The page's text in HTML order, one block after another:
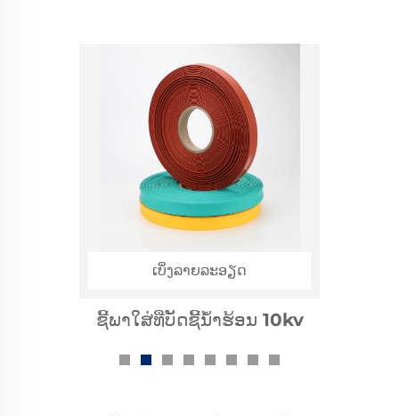
ເບິ່ງລາຍລະອຽດ
ທໍ່ຫົດຮ້ອນ 1kv ສຳລັບລະບົບປ້ອນ